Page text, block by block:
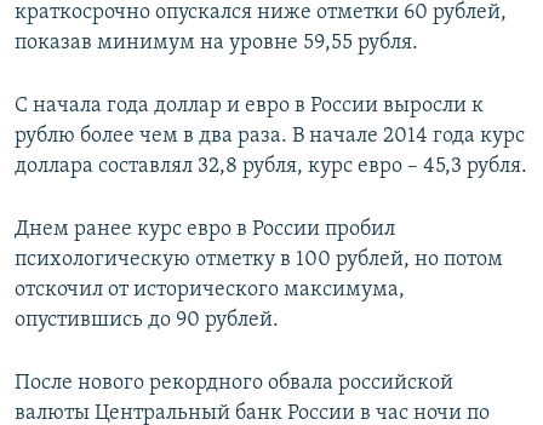
краткосрочно опускался ниже отметки 60 рублей,
показав минимум на уровне 59,55 рубля.
С начала года доллар и евро в России выросли к
рублю более чем в два раза. В начале 2014 года курс
доллара составлял 32,8 рубля, курс евро – 45,3 рубля.
Днем ранее курс евро в России пробил
психологическую отметку в 100 рублей, но потом
отскочил от исторического максимума,
опустившись до 90 рублей.
После нового рекордного обвала российской
валюты Центральный банк России в час ночи по